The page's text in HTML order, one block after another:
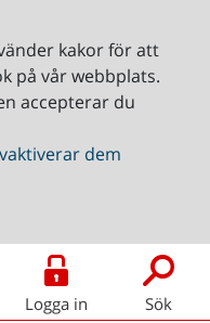
kakor för att
på vår webbplats.
accepterar du
dem
Logga in Sök